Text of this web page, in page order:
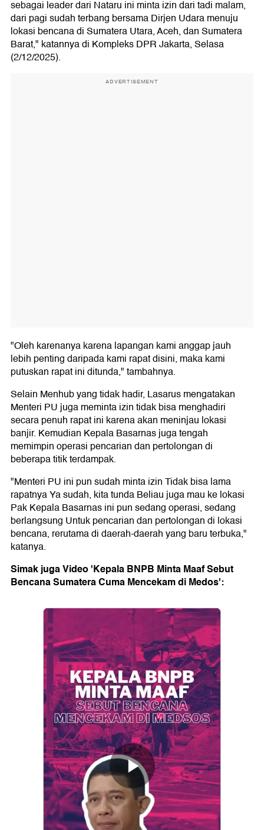
sebagai leader dari Nataru ini minta izin dari tadi malam,
dari pagi sudah terbang bersama Dirjen Udara menuju
lokasi bencana di Sumatera Utara, Aceh, dan Sumatera
Barat," katannya di Kompleks DPR Jakarta, Selasa
(2/12/2025).
ADVERTISEMENT
"Oleh karenanya karena lapangan kami anggap jauh
lebih penting daripada kami rapat disini, maka kami
putuskan rapat ini ditunda," tambahnya.
Selain Menhub yang tidak hadir, Lasarus mengatakan
Menteri PU juga meminta izin tidak bisa menghadiri
secara penuh rapat ini karena akan meninjau lokasi
banjir. Kemudian Kepala Basarnas juga tengah
memimpin operasi pencarian dan pertolongan di
beberapa titik terdampak.
"Menteri PU ini pun sudah minta izin Tidak bisa lama
rapatnya Ya sudah, kita tunda Beliau juga mau ke lokasi
Pak Kepala Basarnas ini pun sedang operasi, sedang
berlangsung Untuk pencarian dan pertolongan di lokasi
bencana, rerutama di daerah-daerah yang baru terbuka,"
katanya.
Simak juga Video 'Kepala BNPB Minta Maaf Sebut
Bencana Sumatera Cuma Mencekam di Medos':